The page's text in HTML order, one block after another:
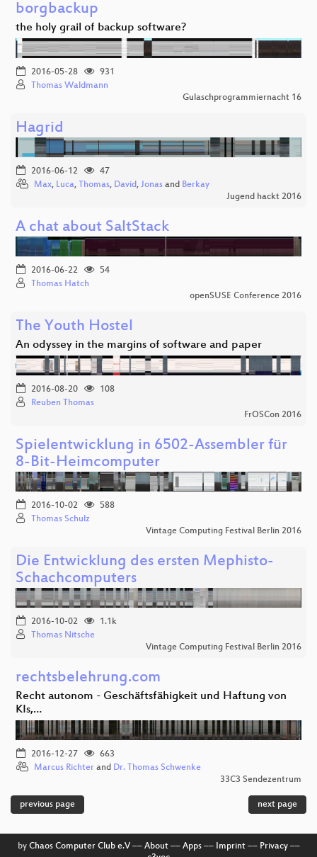
borgbackup
the holy grail of backup software?
2016-05-28
931
Thomas Waldmann
Gulaschprogrammiernacht 16
Hagrid
2016-06-12
47
Max, Luca, Thomas, David, Jonas and Berkay
Jugend hackt 2016
A chat about SaltStack
2016-06-22
54
Thomas Hatch
openSUSE Conference 2016
The Youth Hostel
An odyssey in the margins of software and paper
2016-08-20
108
Reuben Thomas
FrOSCon 2016
Spielentwicklung in 6502-Assembler für
8-Bit-Heimcomputer
2016-10-02
588
Thomas Schulz
Vintage Computing Festival Berlin 2016
Die Entwicklung des ersten Mephisto-
Schachcomputers
2016-10-02
1.1k
Thomas Nitsche
Vintage Computing Festival Berlin 2016
rechtsbelehrung.com
Recht autonom - Geschäftsfähigkeit und Haftung von
KIs,…
2016-12-27
663
Marcus Richter and Dr. Thomas Schwenke
33C3 Sendezentrum
previous page next page
by Chaos Computer Club e.V–– About–– Apps–– Imprint–– Privacy––